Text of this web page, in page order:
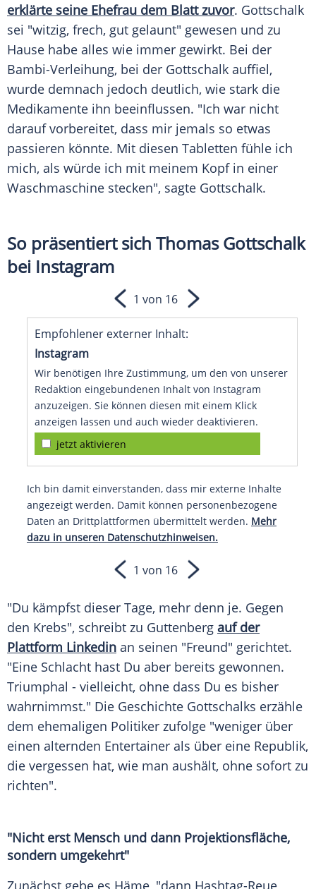
erklärte seine Ehefrau dem Blatt zuvor. Gottschalk
sei "witzig, frech, gut gelaunt" gewesen und zu
Hause habe alles wie immer gewirkt. Bei der
Bambi-Verleihung, bei der Gottschalk auffiel,
wurde demnach jedoch deutlich, wie stark die
Medikamente ihn beeinflussen. "Ich war nicht
darauf vorbereitet, dass mir jemals so etwas
passieren könnte. Mit diesen Tabletten fühle ich
mich, als würde ich mit meinem Kopf in einer
Waschmaschine stecken", sagte Gottschalk.
So präsentiert sich Thomas Gottschalk
bei Instagram
Empfohlener externer Inhalt:
Instagram
Wir benötigen Ihre Zustimmung, um den von unserer
Redaktion eingebundenen Inhalt von Instagram
anzuzeigen. Sie können diesen mit einem Klick
anzeigen lassen und auch wieder deaktivieren.
jetzt aktivieren
Ich bin damit einverstanden, dass mir externe Inhalte
angezeigt werden. Damit können personenbezogene
Daten an Drittplattformen übermittelt werden. Mehr
dazu in unseren Datenschutzhinweisen.
1 von 16
1 von 16
"Du kämpfst dieser Tage, mehr denn je. Gegen
den Krebs", schreibt zu Guttenberg auf der
Plattform Linkedin an seinen "Freund" gerichtet.
"Eine Schlacht hast Du aber bereits gewonnen.
Triumphal - vielleicht, ohne dass Du es bisher
wahrnimmst." Die Geschichte Gottschalks erzähle
dem ehemaligen Politiker zufolge "weniger über
einen alternden Entertainer als über eine Republik,
die vergessen hat, wie man aushält, ohne sofort zu
richten".
"Nicht erst Mensch und dann Projektionsfläche,
sondern umgekehrt"